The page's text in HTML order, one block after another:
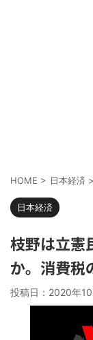
HOME > 日本経済 >
日本経済
枝野は立憲
か。消費税
投稿日： 2020年